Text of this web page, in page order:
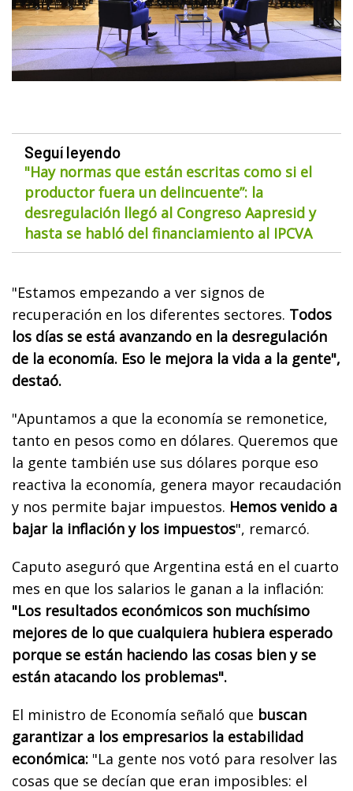
Seguí leyendo
"Hay normas que están escritas como si el
productor fuera un delincuente”: la
desregulación llegó al Congreso Aapresid y
hasta se habló del financiamiento al IPCVA
"Estamos empezando a ver signos de
recuperación en los diferentes sectores. Todos
los días se está avanzando en la desregulación
de la economía. Eso le mejora la vida a la gente",
destaó.
"Apuntamos a que la economía se remonetice,
tanto en pesos como en dólares. Queremos que
la gente también use sus dólares porque eso
reactiva la economía, genera mayor recaudación
y nos permite bajar impuestos. Hemos venido a
bajar la inflación y los impuestos", remarcó.
Caputo aseguró que Argentina está en el cuarto
mes en que los salarios le ganan a la inflación:
"Los resultados económicos son muchísimo
mejores de lo que cualquiera hubiera esperado
porque se están haciendo las cosas bien y se
están atacando los problemas".
El ministro de Economía señaló que buscan
garantizar a los empresarios la estabilidad
económica: "La gente nos votó para resolver las
cosas que se decían que eran imposibles: el